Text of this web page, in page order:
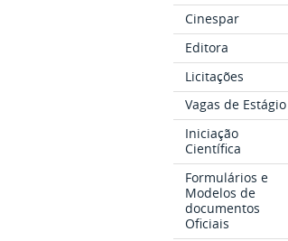
Cinespar
Editora
Licitações
Vagas de Estágio
Iniciação
Científica
Formulários e
Modelos de
documentos
Oficiais